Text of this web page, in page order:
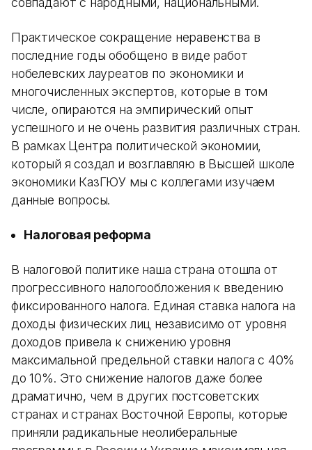
Практическое сокращение неравенства в
последние годы обобщено в виде работ
нобелевских лауреатов по экономики и
многочисленных экспертов, которые в том
числе, опираются на эмпирический опыт
успешного и не очень развития различных стран.
В рамках Центра политической экономии,
который я создал и возглавляю в Высшей школе
экономики КазГЮУ мы с коллегами изучаем
данные вопросы.
Налоговая реформа
В налоговой политике наша страна отошла от
прогрессивного налогообложения к введению
фиксированного налога. Единая ставка налога на
доходы физических лиц независимо от уровня
доходов привела к снижению уровня
максимальной предельной ставки налога с 40%
до 10%. Это снижение налогов даже более
драматично, чем в других постсоветских
странах и странах Восточной Европы, которые
приняли радикальные неолиберальные